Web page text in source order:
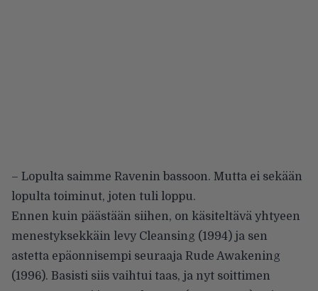
– Lopulta saimme Ravenin bassoon. Mutta ei sekään
lopulta toiminut, joten tuli loppu.
Ennen kuin päästään siihen, on käsiteltävä yhtyeen
menestyksekkäin levy Cleansing (1994) ja sen
astetta epäonnisempi seuraaja Rude Awakening
(1996). Basisti siis vaihtui taas, ja nyt soittimen